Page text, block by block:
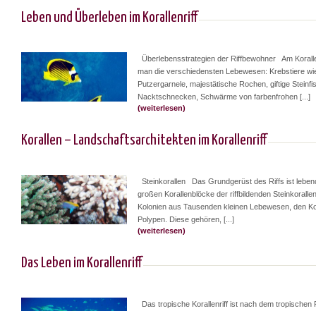
Leben und Überleben im Korallenriff
Überlebensstrategien der Riffbewohner Am
man die verschiedensten Lebewesen: Krebstiere
Putzergarnele, majestätische Rochen, giftige
Nacktschnecken, Schwärme von farbenfrohen [...]
(weiterlesen)
Korallen – Landschaftsarchitekten im Korallenriff
Steinkorallen Das Grundgerüst des Riffs ist
großen Korallenblöcke der riffbildenden
Kolonien aus Tausenden kleinen Lebewesen, den
Polypen. Diese gehören, [...]
(weiterlesen)
Das Leben im Korallenriff
Das tropische Korallenriff ist nach dem tropischen